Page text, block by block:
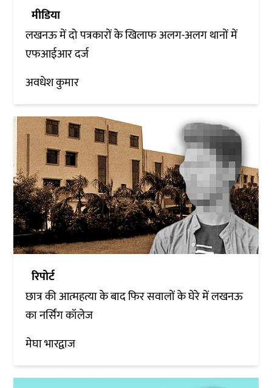
मीडिया
लखनऊ में दो पत्रकारों के खिलाफ अलग-अलग थानों में
एफआईआर दर्ज
अवधेश कुमार
रिपोर्ट
छात्र की आत्महत्या के बाद फिर सवालों के घेरे में लखनऊ
का नर्सिंग कॉलेज
मेघा भारद्वाज